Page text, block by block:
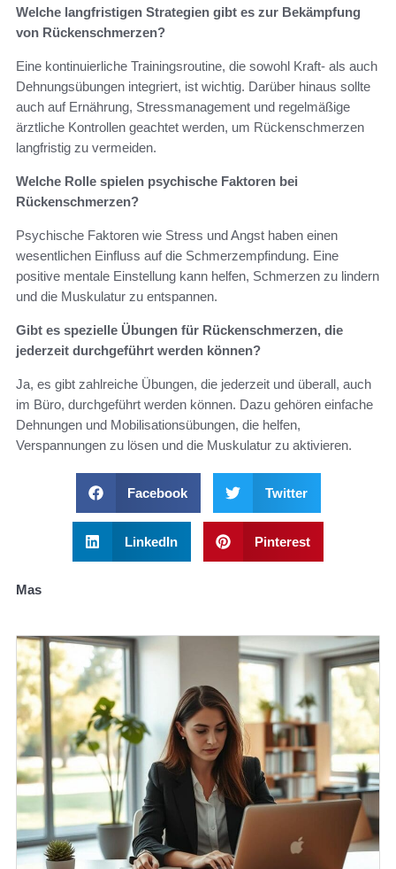
Welche langfristigen Strategien gibt es zur Bekämpfung
von Rückenschmerzen?
Eine kontinuierliche Trainingsroutine, die sowohl Kraft- als auch
Dehnungsübungen integriert, ist wichtig. Darüber hinaus sollte
auch auf Ernährung, Stressmanagement und regelmäßige
ärztliche Kontrollen geachtet werden, um Rückenschmerzen
langfristig zu vermeiden.
Welche Rolle spielen psychische Faktoren bei
Rückenschmerzen?
Psychische Faktoren wie Stress und Angst haben einen
wesentlichen Einfluss auf die Schmerzempfindung. Eine
positive mentale Einstellung kann helfen, Schmerzen zu lindern
und die Muskulatur zu entspannen.
Gibt es spezielle Übungen für Rückenschmerzen, die
jederzeit durchgeführt werden können?
Ja, es gibt zahlreiche Übungen, die jederzeit und überall, auch
im Büro, durchgeführt werden können. Dazu gehören einfache
Dehnungen und Mobilisationsübungen, die helfen,
Verspannungen zu lösen und die Muskulatur zu aktivieren.
Facebook Twitter
LinkedIn Pinterest
Mas